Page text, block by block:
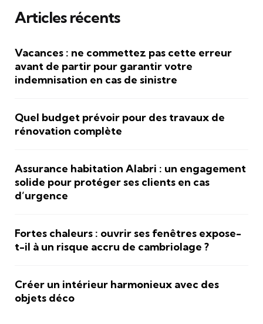
Articles récents
Vacances : ne commettez pas cette erreur
avant de partir pour garantir votre
indemnisation en cas de sinistre
Quel budget prévoir pour des travaux de
rénovation complète
Assurance habitation Alabri : un engagement
solide pour protéger ses clients en cas
d’urgence
Fortes chaleurs : ouvrir ses fenêtres expose-
t-il à un risque accru de cambriolage ?
Créer un intérieur harmonieux avec des
objets déco